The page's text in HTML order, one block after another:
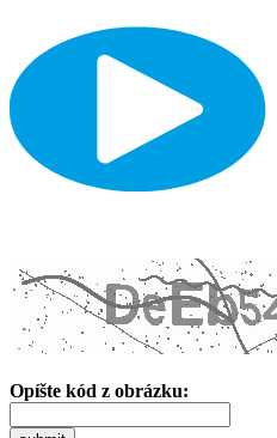
Opíšte kód z obrázku: